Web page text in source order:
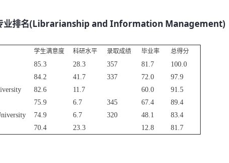
业排名(Librarianship and Information Management)
学生满意度 科研水平 录取成绩 毕业率 总得分
85.3 28.3 357 81.7
100.0
84.2 41.7 337 72.0
97.9
82.6 11.7 60.0
91.5
75.9 6.7 345 67.4
89.4
74.9 6.7 320 48.1
83.4
70.4 23.3 12.8 81.7